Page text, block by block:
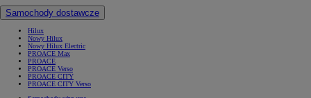
Samochody dostawcze
Hilux
Nowy Hilux
Nowy Hilux Electric
PROACE Max
PROACE
PROACE Verso
PROACE CITY
PROACE CITY Verso